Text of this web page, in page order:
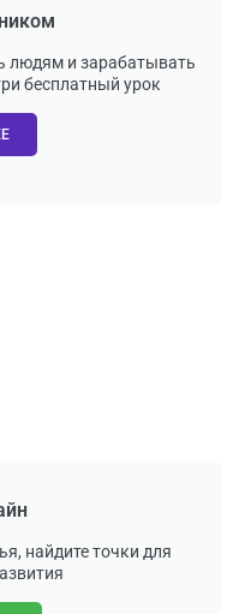
людям и зарабатывать
бесплатный урок
найдите точки для